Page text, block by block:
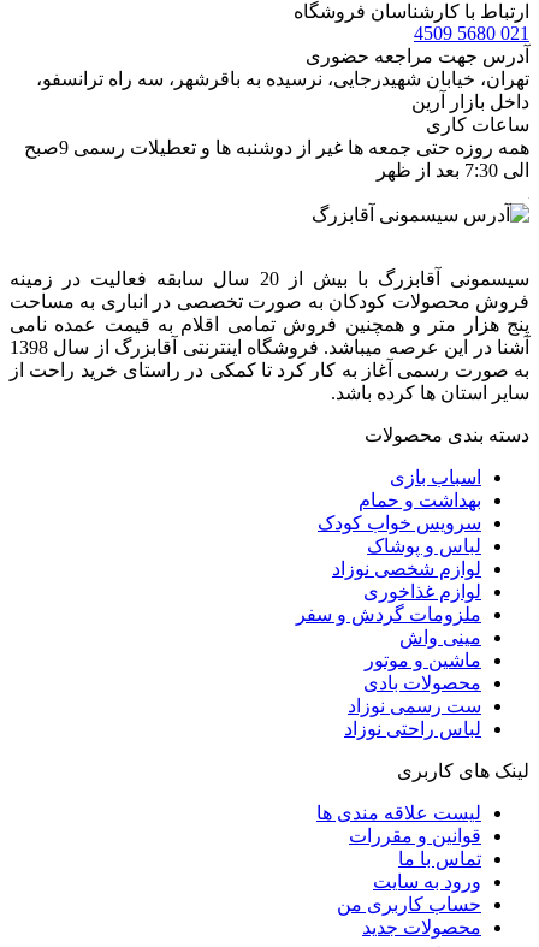
ارتباط با کارشناسان فروشگاه
021 5680 4509
آدرس جهت مراجعه حضوری
تهران، خيابان شهيدرجايى، نرسیده به باقرشهر، سه راه ترانسفو،
داخل بازار آرین
ساعات کاری
همه روزه حتی جمعه ها غیر از دوشنبه ها و تعطیلات رسمی 9صبح
الی 7:30 بعد از ظهر
سیسمونی آقابزرگ با بیش از 20 سال سابقه فعالیت در زمینه
فروش محصولات کودکان به صورت تخصصی در انباری به مساحت
پنج هزار متر و همچنین فروش تمامی اقلام به قیمت عمده نامی
آشنا در این عرصه میباشد. فروشگاه اینترنتی آقابزرگ از سال 1398
به صورت رسمی آغاز به کار کرد تا کمکی در راستای خرید راحت از
سایر استان ها کرده باشد.
دسته بندی محصولات
اسباب بازی
بهداشت و حمام
سرویس خواب کودک
لباس و پوشاک
لوازم شخصی نوزاد
لوازم غذاخوری
ملزومات گردش و سفر
مینی واش
ماشین و موتور
محصولات بادی
ست رسمی نوزاد
لباس راحتی نوزاد
لینک های کاربری
لیست علاقه مندی ها
قوانین و مقررات
تماس با ما
ورود به سایت
حساب کاربری من
محصولات جدید